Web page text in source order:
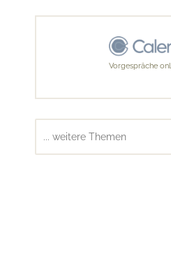
Vorgespräche